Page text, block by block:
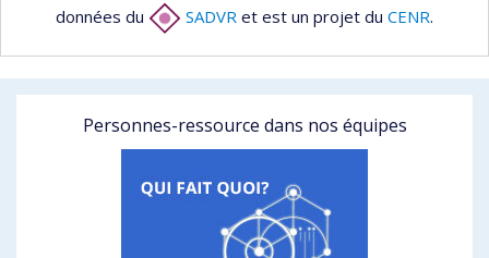
données du
SADVR et est un projet du CENR.
Personnes-ressource dans nos équipes